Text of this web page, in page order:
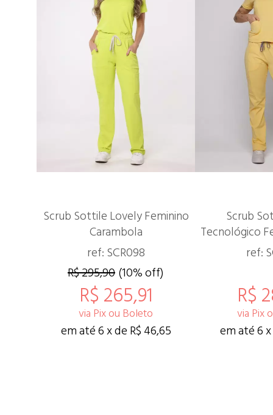
Scrub Sottile Lovely Feminino
Carambola
ref: SCR098
R$ 295,90(10% off)
R$ 265,91
via Pix ou Boleto
em até 6 x de R$ 46,65
Scrub
Tecnológico
ref:
R$
via Pix
em até 6